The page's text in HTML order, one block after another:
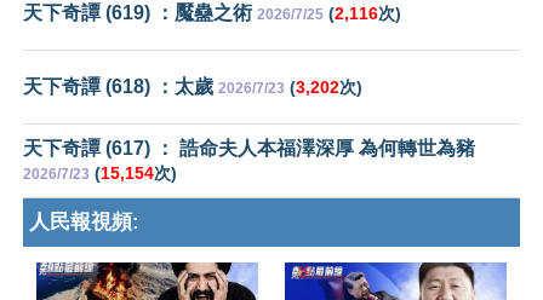
天下奇譚 (619) ：魘蠱之術 2026/7/25 (2,116次)
天下奇譚 (618) ：太歲 2026/7/23 (3,202次)
天下奇譚 (617) ： 誥命夫人本福澤深厚 為何轉世為豬
2026/7/23 (15,154次)
人民報視頻: